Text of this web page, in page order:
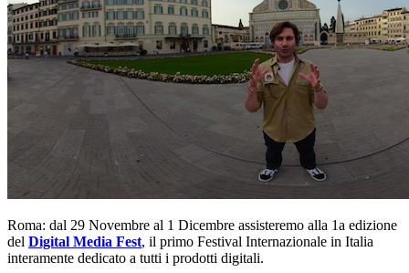
Roma: dal 29 Novembre al 1 Dicembre assisteremo alla 1a edizione
del Digital Media Fest, il primo Festival Internazionale in Italia
interamente dedicato a tutti i prodotti digitali.